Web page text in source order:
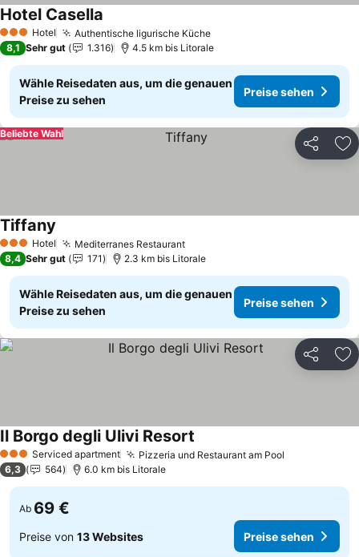
3 SterneHotel Authentische ligurische KüchePreise sehen
Hotel Casella
8,1 Sehr gut 1.316 4.5 km bis Litorale
Wähle Reisedaten aus, um die genauen
Preise zu sehen
Preise sehen
Teilen
Beliebte Wahl
3 SterneHotel Mediterranes RestaurantPreise sehen
Tiffany
8,4 Sehr gut 171 2.3 km bis Litorale
Wähle Reisedaten aus, um die genauen
Preise zu sehen
Preise sehen
Teilen
3 SterneServiced apartment Pizzeria und Restaurant am Pool
Il Borgo degli Ulivi Resort
6,3 564 6.0 km bis Litorale
Ab 69 €
Preise von 13 Websites Preise sehen